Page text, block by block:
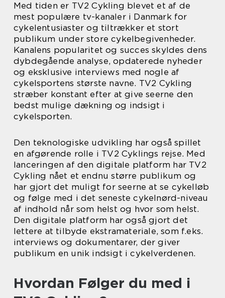
Med tiden er TV2 Cykling blevet et af de
mest populære tv-kanaler i Danmark for
cykelentusiaster og tiltrækker et stort
publikum under store cykelbegivenheder.
Kanalens popularitet og succes skyldes dens
dybdegående analyse, opdaterede nyheder
og eksklusive interviews med nogle af
cykelsportens største navne. TV2 Cykling
stræber konstant efter at give seerne den
bedst mulige dækning og indsigt i
cykelsporten.
Den teknologiske udvikling har også spillet
en afgørende rolle i TV2 Cyklings rejse. Med
lanceringen af den digitale platform har TV2
Cykling nået et endnu større publikum og
har gjort det muligt for seerne at se cykelløb
og følge med i det seneste cykelnørd-niveau
af indhold når som helst og hvor som helst.
Den digitale platform har også gjort det
lettere at tilbyde ekstramateriale, som f.eks.
interviews og dokumentarer, der giver
publikum en unik indsigt i cykelverdenen.
Hvordan Følger du med i